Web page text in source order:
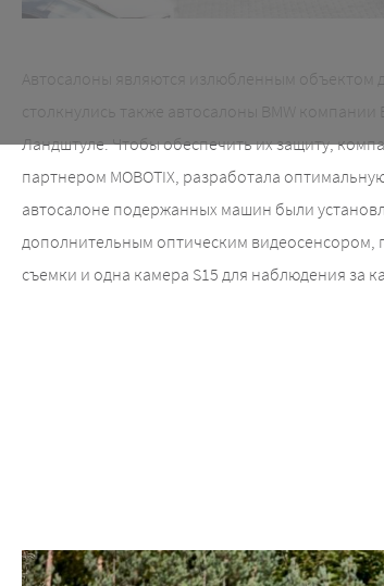
Автосалоны являются излюбленным объектом
столкнулись также автосалоны BMW компании
Ландштуле. Чтобы обеспечить их защиту,
партнером MOBOTIX, разработала
автосалоне подержанных машин были
дополнительным оптическим
съемки и одна камера S15 для наблюдения за